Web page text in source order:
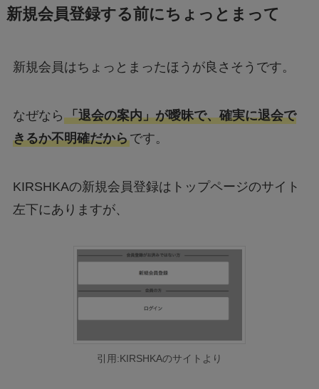
新規会員登録する前にちょっとまって
新規会員はちょっとまったほうが良さそうです。
なぜなら 「退会の案内」が曖昧で、確実に退会で
きるか不明確だからです。
KIRSHKAの新規会員登録はトップページのサイト
左下にありますが、
引用:KIRSHKAのサイトより